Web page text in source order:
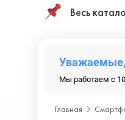
Весь
Уважаемые,
Мы работаем с
Главная